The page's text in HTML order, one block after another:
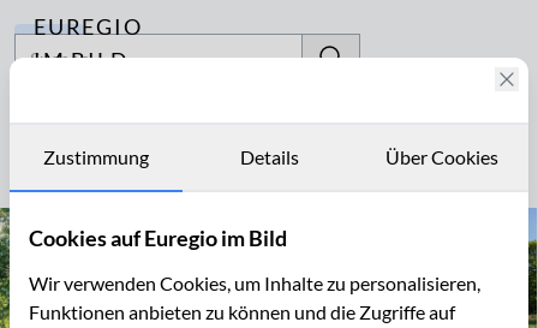
EUREGIO
IM BILD
Archiv
Kontakt
Archiv
Zustimmung Details Über Cookies
Cookies auf Euregio im Bild
Wir verwenden Cookies, um Inhalte zu personalisieren,
Funktionen anbieten zu können und die Zugriffe auf